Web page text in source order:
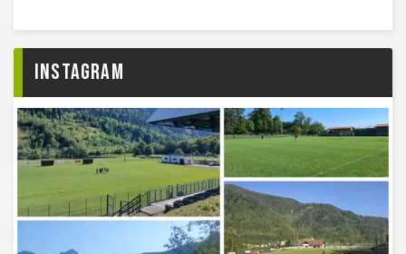
Instagram